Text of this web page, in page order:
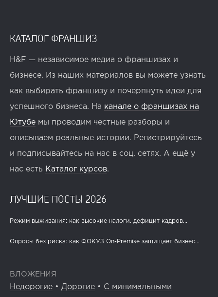
КАТАЛОГ ФРАНШИЗ
H&F — независимое медиа о франшизах и
бизнесе. Из наших материалов вы можете узнать
как выбирать франшизу и почерпнуть идеи для
успешного бизнеса. На канале о франшизах на
Ютубе мы проводим честные разборы и
описываем реальные истории. Регистрируйтесь
и подписывайтесь на нас в соц. сетях. А ещё у
нас есть Каталог курсов.
ЛУЧШИЕ ПОСТЫ 2026
Режим выживания: как высокие налоги, дефицит кадров...
Опросы без риска: как ФОКУЗ On-Premise защищает бизнес...
ВЛОЖЕНИЯ
Недорогие • Дорогие • С минимальными